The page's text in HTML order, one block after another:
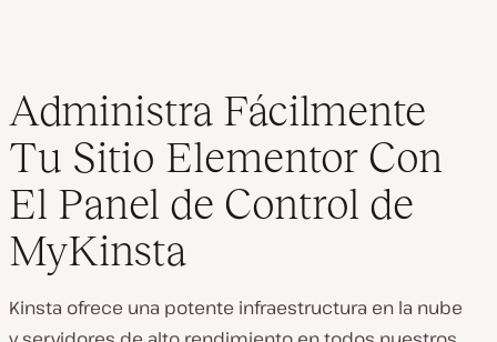
Administra Fácilmente
Tu Sitio Elementor Con
El Panel de Control de
MyKinsta
Kinsta ofrece una potente infraestructura en la nube